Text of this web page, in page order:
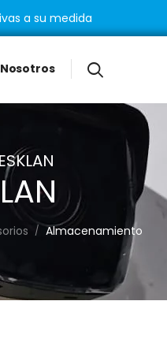
a su medida
/ Almacenamiento